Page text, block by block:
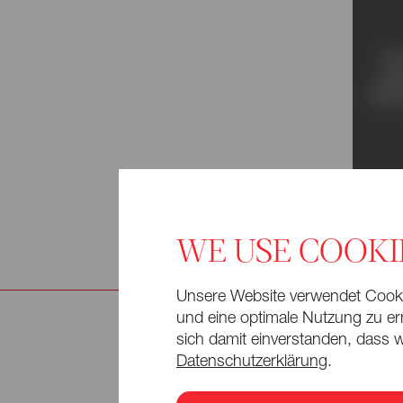
WE USE
Unsere Website verwendet
und eine optimale Nutzung zu
sich damit einverstanden, dass
Datenschutzerklärung.